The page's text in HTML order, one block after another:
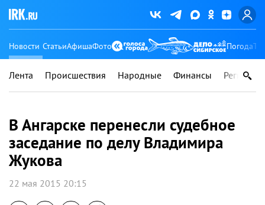
Новости СтатьиАфишаФото Погода
Лента Происшествия Народные Финансы Регионы
В Ангарске перенесли судебное
заседание по делу Владимира
Жукова
22 мая 2015 20:15